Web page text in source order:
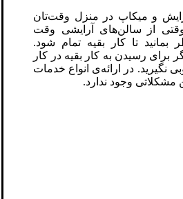
و میکاپ در منزل وقت‌تان
از سالن‌های آرایشی وقت
بمانید تا کار بقیه تمام شود.
رسیدن به کار بقیه در کار
نگیرید. در ارائه‌ی انواع خدمات
مشکلاتی وجود ندارد.